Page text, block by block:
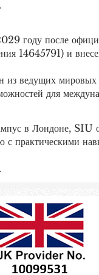
году после
14645791) и
ведущих мировых
для
в Лондоне, SIU
с практическими